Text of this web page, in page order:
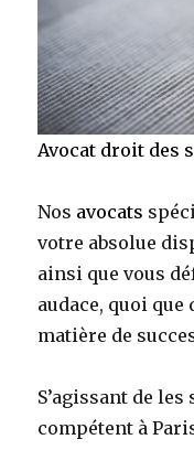
Avocat droit des
Nos avocats
votre absolue
ainsi que vous
audace, quoi que
matière de
S’agissant de
compétent à